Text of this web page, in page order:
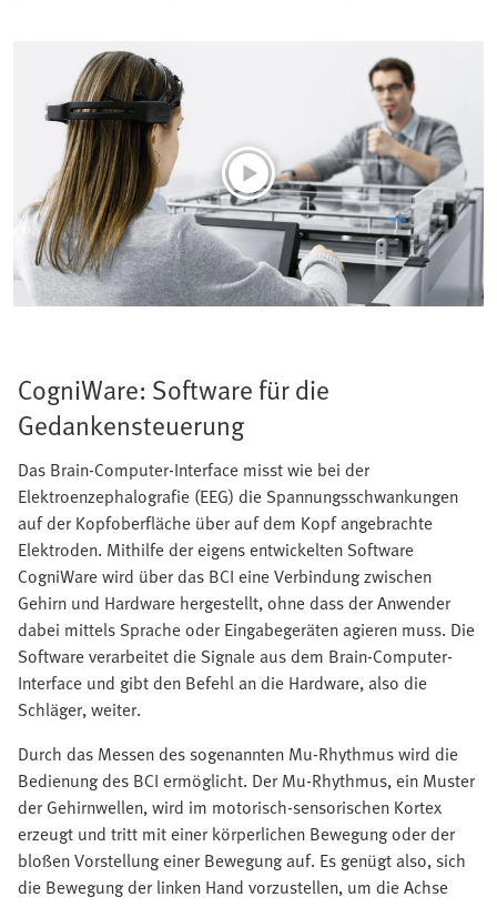
CogniWare: Software für die
Gedankensteuerung
Das Brain-Computer-Interface misst wie bei der
Elektroenzephalografie (EEG) die Spannungsschwankungen
auf der Kopfoberfläche über auf dem Kopf angebrachte
Elektroden. Mithilfe der eigens entwickelten Software
CogniWare wird über das BCI eine Verbindung zwischen
Gehirn und Hardware hergestellt, ohne dass der Anwender
dabei mittels Sprache oder Eingabegeräten agieren muss. Die
Software verarbeitet die Signale aus dem Brain-Computer-
Interface und gibt den Befehl an die Hardware, also die
Schläger, weiter.
Durch das Messen des sogenannten Mu-Rhythmus wird die
Bedienung des BCI ermöglicht. Der Mu-Rhythmus, ein Muster
der Gehirnwellen, wird im motorisch-sensorischen Kortex
erzeugt und tritt mit einer körperlichen Bewegung oder der
bloßen Vorstellung einer Bewegung auf. Es genügt also, sich
die Bewegung der linken Hand vorzustellen, um die Achse